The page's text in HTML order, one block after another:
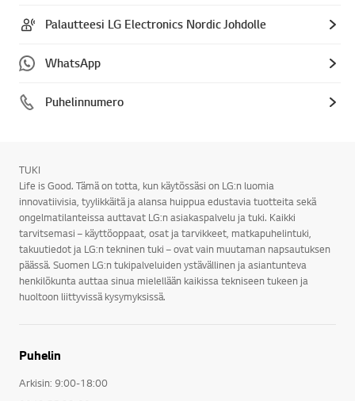
Palautteesi LG Electronics Nordic Johdolle
WhatsApp
Puhelinnumero
TUKI
Life is Good. Tämä on totta, kun käytössäsi on LG:n luomia
innovatiivisia, tyylikkäitä ja alansa huippua edustavia tuotteita sekä
ongelmatilanteissa auttavat LG:n asiakaspalvelu ja tuki. Kaikki
tarvitsemasi – käyttöoppaat, osat ja tarvikkeet, matkapuhelintuki,
takuutiedot ja LG:n tekninen tuki – ovat vain muutaman napsautuksen
päässä. Suomen LG:n tukipalveluiden ystävällinen ja asiantunteva
henkilökunta auttaa sinua mielellään kaikissa tekniseen tukeen ja
huoltoon liittyvissä kysymyksissä.
Puhelin
Arkisin: 9:00-18:00